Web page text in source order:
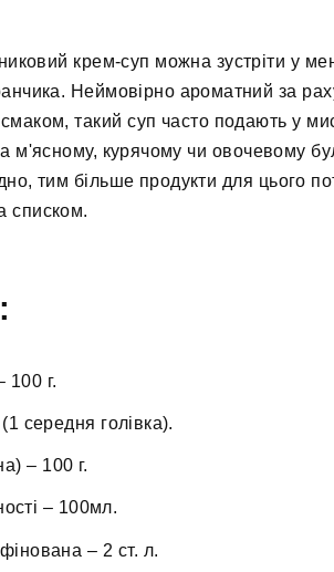
крем-суп можна зустріти у
Неймовірно ароматний за
такий суп часто подають у
м'ясному, курячому чи овочевому
тим більше продукти для цього
списком.
100 г.
середня голівка).
– 100 г.
– 100мл.
– 2 ст. л.